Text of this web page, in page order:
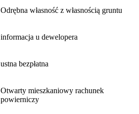
Odrębna własność z własnością gruntu
informacja u dewelopera
ustna bezpłatna
Otwarty mieszkaniowy rachunek
powierniczy